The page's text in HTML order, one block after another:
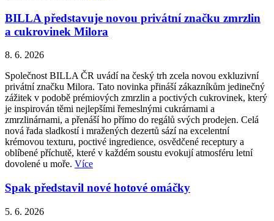
BILLA představuje novou privátní značku zmrzlin
a cukrovinek Milora
8. 6. 2026
Společnost BILLA ČR uvádí na český trh zcela novou exkluzivní
privátní značku Milora. Tato novinka přináší zákazníkům jedinečný
zážitek v podobě prémiových zmrzlin a poctivých cukrovinek, který
je inspirován těmi nejlepšími řemeslnými cukrárnami a
zmrzlinárnami, a přenáší ho přímo do regálů svých prodejen. Celá
nová řada sladkostí i mražených dezertů sází na excelentní
krémovou texturu, poctivé ingredience, osvědčené receptury a
oblíbené příchutě, které v každém soustu evokují atmosféru letní
dovolené u moře. Více
Spak představil nové hotové omáčky
5. 6. 2026